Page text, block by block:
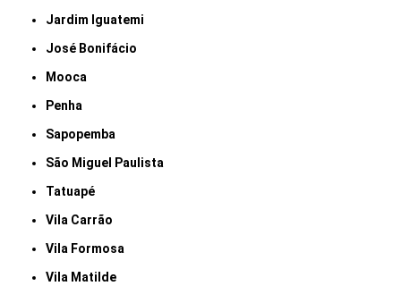
Jardim Iguatemi
José Bonifácio
Mooca
Penha
Sapopemba
São Miguel Paulista
Tatuapé
Vila Carrão
Vila Formosa
Vila Matilde